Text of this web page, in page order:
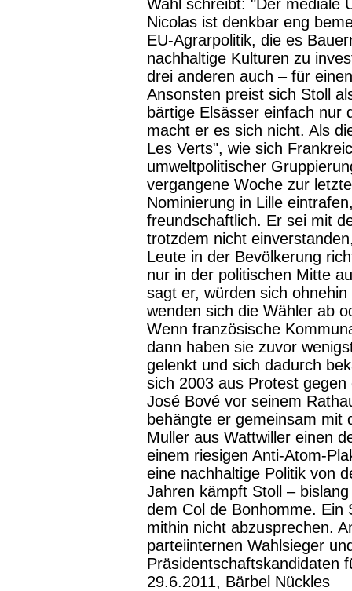
Wahl schreibt: "Der mediale
Nicolas ist denkbar eng
EU-Agrarpolitik, die es
nachhaltige Kulturen zu
drei anderen auch – für
Ansonsten preist sich Stoll
bärtige Elsässer einfach nur
macht er es sich nicht. Als
Les Verts", wie sich
umweltpolitischer
vergangene Woche zur
Nominierung in Lille
freundschaftlich. Er sei mit
trotzdem nicht
Leute in der Bevölkerung
nur in der politischen Mitte
sagt er, würden sich
wenden sich die Wähler ab
Wenn französische
dann haben sie zuvor
gelenkt und sich dadurch
sich 2003 aus Protest
José Bové vor seinem
behängte er gemeinsam mit
Muller aus Wattwiller einen
einem riesigen Anti-Atom-
eine nachhaltige Politik von
Jahren kämpft Stoll –
dem Col de Bonhomme. Ein
mithin nicht abzusprechen.
parteiinternen Wahlsieger
Präsidentschaftskandidaten
29.6.2011, Bärbel Nückles